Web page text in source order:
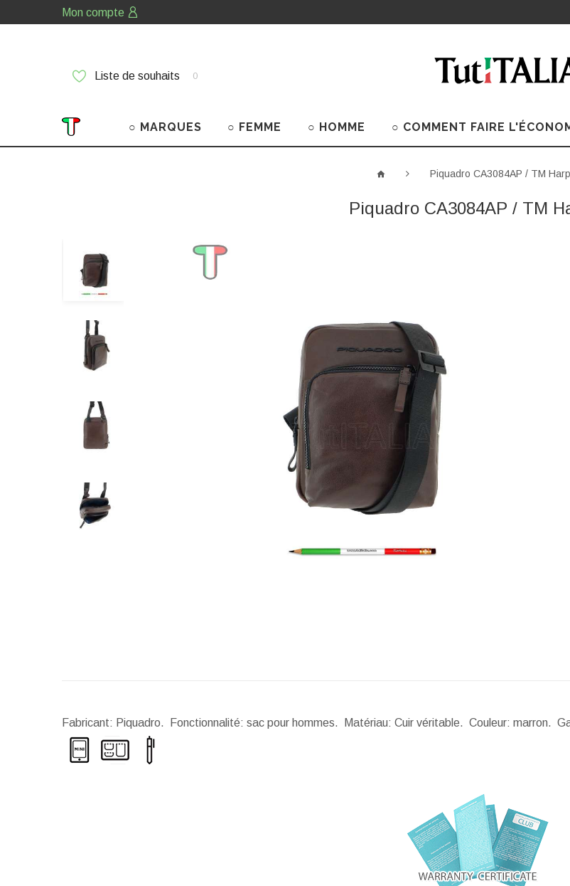
Mon compte
Liste de souhaits 0
○ MARQUES ○ FEMME ○ HOMME ○ COMMENT FAIRE
Piquadro CA3084AP / TM
Piquadro CA3084AP / TM
Fabricant: Piquadro. Fonctionnalité: sac pour hommes. Matériau: Cuir véritable. Couleur: marron.